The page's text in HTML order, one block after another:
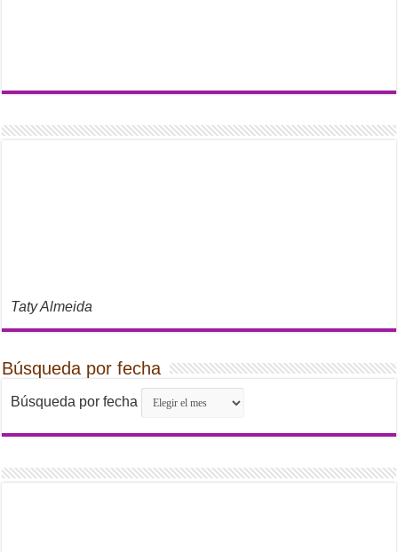
Taty Almeida
Búsqueda por fecha
Búsqueda por fecha